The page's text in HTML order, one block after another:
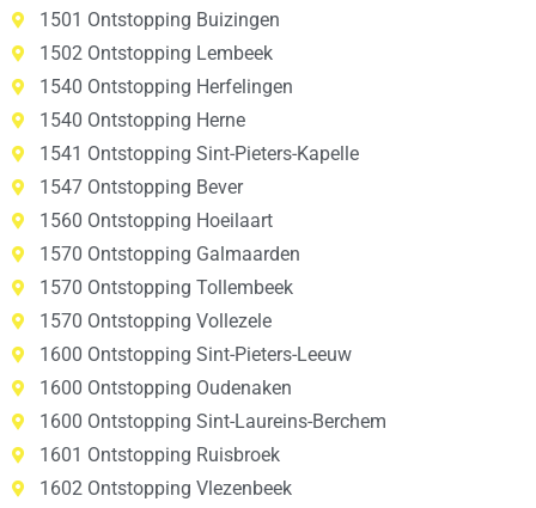
1501 Ontstopping Buizingen
1502 Ontstopping Lembeek
1540 Ontstopping Herfelingen
1540 Ontstopping Herne
1541 Ontstopping Sint-Pieters-Kapelle
1547 Ontstopping Bever
1560 Ontstopping Hoeilaart
1570 Ontstopping Galmaarden
1570 Ontstopping Tollembeek
1570 Ontstopping Vollezele
1600 Ontstopping Sint-Pieters-Leeuw
1600 Ontstopping Oudenaken
1600 Ontstopping Sint-Laureins-Berchem
1601 Ontstopping Ruisbroek
1602 Ontstopping Vlezenbeek